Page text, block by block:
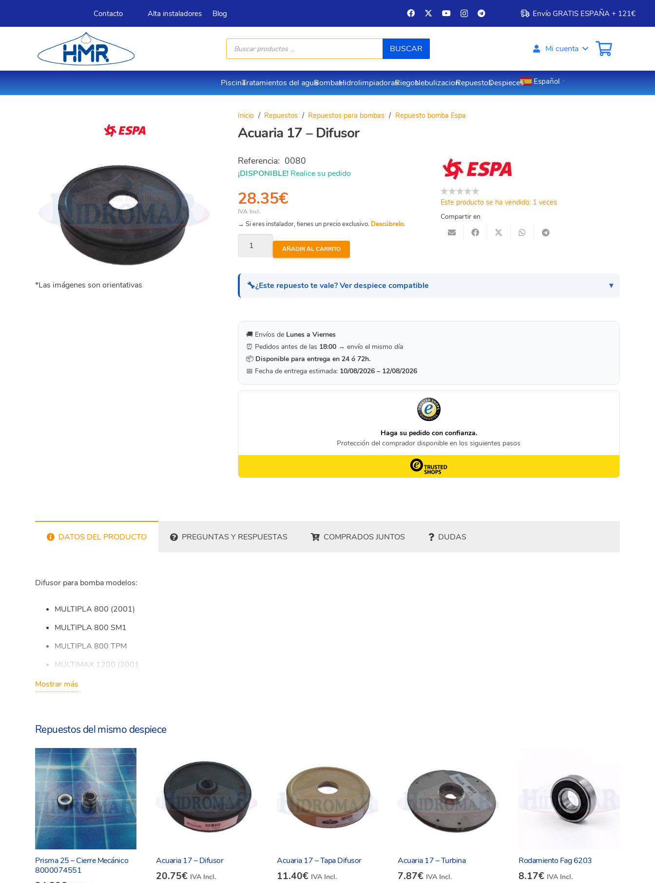
Contacto Alta instaladores Blog Envío GRATIS ESPAÑA + 121€
Búsqueda
productos
BUSCAR Mi cuenta
PiscinaTratamientos del aguaBombasHidrolimpiadorasRiegosNebulizacionRepuestosDespieces Español ▼
*Las imágenes son orientativas
Inicio / Repuestos / Repuestos para bombas / Repuesto bomba Espa
Acuaria 17 – Difusor
Referencia: 0080
¡DISPONIBLE!Realice su pedido
28.35€
IVA Incl.
→ Si eres instalador, tienes un precio exclusivo. Descúbrelo.
Acuaria
17
Difusor
cantidad
AÑADIR AL CARRITO
Este producto se ha vendido: 1 veces
Compartir en
🔧¿Este repuesto te vale? Ver despiece compatible
🚚 Envíos de Lunes a Viernes
⏰ Pedidos antes de las 18:00→ envío el mismo día
📦 Disponible para entrega en 24 ó 72h.
📅 Fecha de entrega estimada: 10/08/2026 – 12/08/2026
DATOS DEL PRODUCTO PREGUNTAS Y RESPUESTAS COMPRADOS JUNTOS DUDAS
Difusor para bomba modelos:
MULTIPLA 800 (2001)
MULTIPLA 800 SM1
MULTIPLA 800 TPM
MULTIMAX 1200 (2001
MULTIMAX 1200 SM1
RAINTEC 17
ALFA
MULTIPOOL PLUS
MULTIPOOL
TRONIC
DELTA 1755 (=+2008) 50/60Hz
Mostrar más
Repuestos del mismo despiece
Prisma 25 – Cierre Mecánico
8000074551
Acuaria 17 – Difusor
20.75€ IVA Incl.
Acuaria 17 – Tapa Difusor
11.40€ IVA Incl.
Acuaria 17 – Turbina
7.87€ IVA Incl.
Rodamiento Fag 6203
8.17€ IVA Incl.